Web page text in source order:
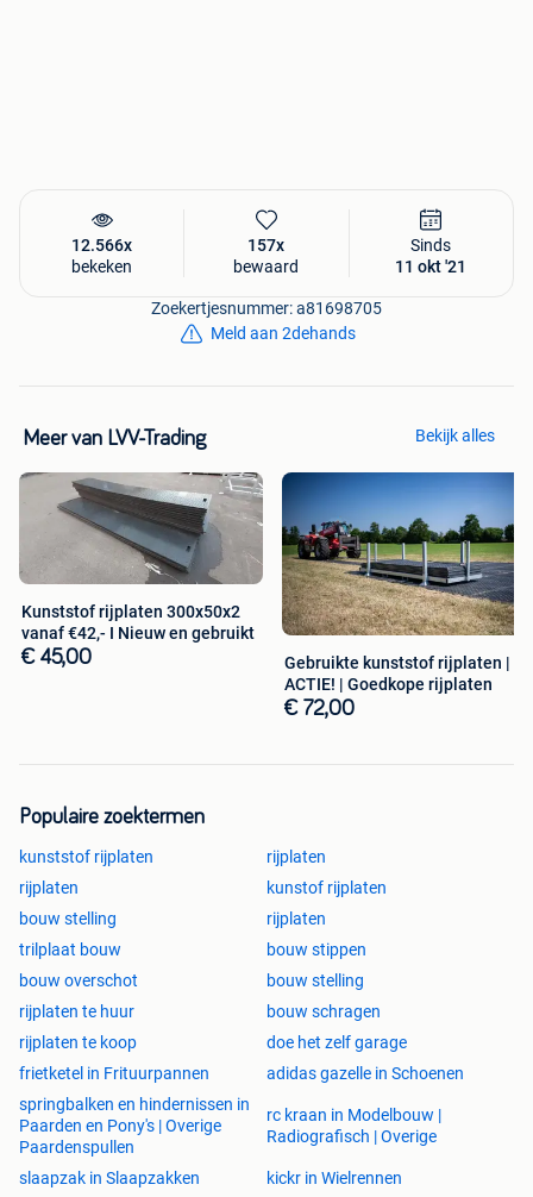
12.566x
bekeken
157x
bewaard
Sinds
11 okt '21
Zoekertjesnummer: a81698705
Meld aan 2dehands
Meer van LVV-Trading Bekijk alles
Kunststof rijplaten 300x50x2
vanaf €42,- I Nieuw en gebruikt
€ 45,00
Gebruikte kunststof rijplaten |
ACTIE! | Goedkope rijplaten
€ 72,00
Populaire zoektermen
kunststof rijplaten
rijplaten
rijplaten
kunstof rijplaten
bouw stelling
rijplaten
trilplaat bouw
bouw stippen
bouw overschot
bouw stelling
rijplaten te huur
bouw schragen
rijplaten te koop
doe het zelf garage
frietketel in Frituurpannen
adidas gazelle in Schoenen
springbalken en hindernissen in
Paarden en Pony's | Overige
Paardenspullen
rc kraan in Modelbouw |
Radiografisch | Overige
slaapzak in Slaapzakken kickr in Wielrennen